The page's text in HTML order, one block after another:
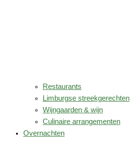
Restaurants
Limburgse streekgerechten
Wijngaarden & wijn
Culinaire arrangementen
Overnachten